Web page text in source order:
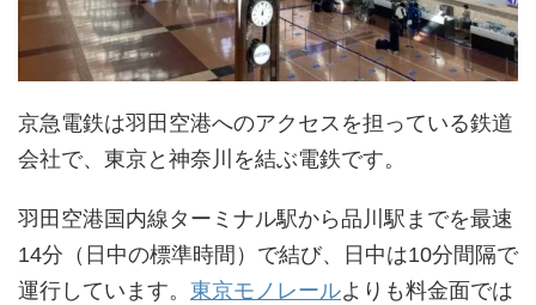
京急電鉄は羽田空港へのアクセスを担っている鉄道
会社で、東京と神奈川を結ぶ電鉄です。
羽田空港国内線ターミナル駅から品川駅までを最速
14分（日中の標準時間）で結び、日中は10分間隔で
運行しています。 東京モノレールよりも料金面では